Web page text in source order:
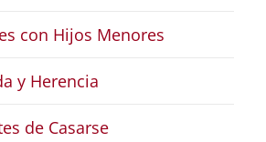
con Hijos Menores
y Herencia
de Casarse